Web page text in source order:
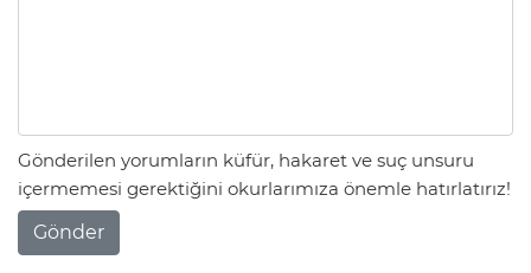
Gönderilen yorumların küfür, hakaret ve suç unsuru
içermemesi gerektiğini okurlarımıza önemle hatırlatırız!
Gönder